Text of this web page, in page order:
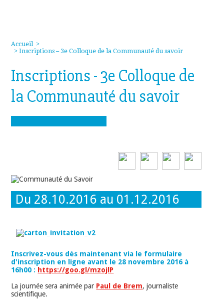
Accueil>
> Inscriptions – 3e Colloque de la Communauté du savoir
Inscriptions - 3e Colloque de
la Communauté du savoir
Du 28.10.2016 au 01.12.2016
Inscrivez-vous dès maintenant via le formulaire
d'inscription en ligne avant le 28 novembre 2016 à
16h00 : https://goo.gl/mzojlP
La journée sera animée par Paul de Brem, journaliste
scientifique.